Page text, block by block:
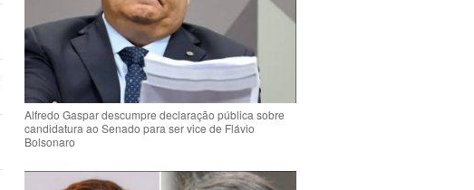
Alfredo Gaspar descumpre declaração pública sobre
candidatura ao Senado para ser vice de Flávio
Bolsonaro